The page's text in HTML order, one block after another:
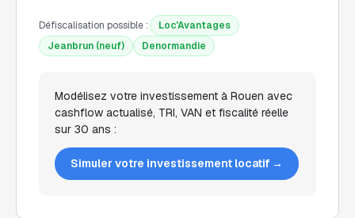
Défiscalisation possible :
Loc'Avantages
Jeanbrun (neuf)
Denormandie
Modélisez votre investissement à Rouen avec
cashflow actualisé, TRI, VAN et fiscalité réelle
sur 30 ans :
Simuler votre investissement locatif →